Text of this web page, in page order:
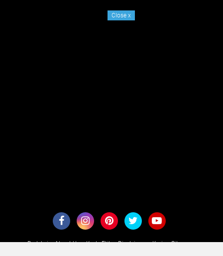
Redaksi About Us Kode Etik Disclaimer Karir
Sitemaps
Close x